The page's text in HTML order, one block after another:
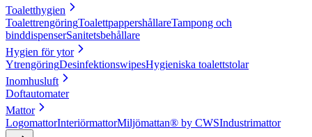
Toaletthygien
ToalettrengöringToalettpappershållareTampong och
binddispenserSanitetsbehållare
Hygien för ytor
YtrengöringDesinfektionswipesHygieniska toalettstolar
Inomhusluft
Doftautomater
Mattor
LogomattorInteriörmattorMiljömattan® by CWSIndustrimattor